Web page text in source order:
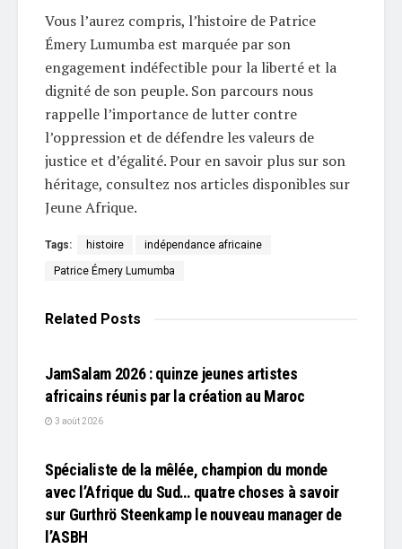
Vous l’aurez compris, l’histoire de Patrice
Émery Lumumba est marquée par son
engagement indéfectible pour la liberté et la
dignité de son peuple. Son parcours nous
rappelle l’importance de lutter contre
l’oppression et de défendre les valeurs de
justice et d’égalité. Pour en savoir plus sur son
héritage, consultez nos articles disponibles sur
Jeune Afrique.
Tags: histoire indépendance africaine
Patrice Émery Lumumba
Related Posts
JamSalam 2026 : quinze jeunes artistes
africains réunis par la création au Maroc
3 août 2026
Spécialiste de la mêlée, champion du monde
avec l’Afrique du Sud… quatre choses à savoir
sur Gurthrö Steenkamp le nouveau manager de
l’ASBH